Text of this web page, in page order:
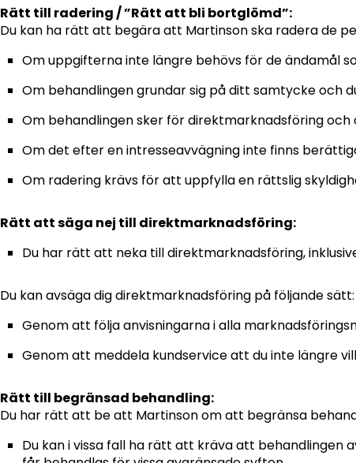
Rätt till radering / ”Rätt att bli bortglömd”:
Du kan ha rätt att begära att Martinson ska radera de
Om uppgifterna inte längre behövs för de ändamål
Om behandlingen grundar sig på ditt samtycke och
Om behandlingen sker för direktmarknadsföring
Om det efter en intresseavvägning inte finns
Om radering krävs för att uppfylla en rättslig
Rätt att säga nej till direktmarknadsföring:
Du har rätt att neka till direktmarknadsföring,
Du kan avsäga dig direktmarknadsföring på följande sätt:
Genom att följa anvisningarna i alla
Genom att meddela kundservice att du inte längre
Rätt till begränsad behandling:
Du har rätt att be att Martinson om att begränsa
Du kan i vissa fall ha rätt att kräva att behandlingen